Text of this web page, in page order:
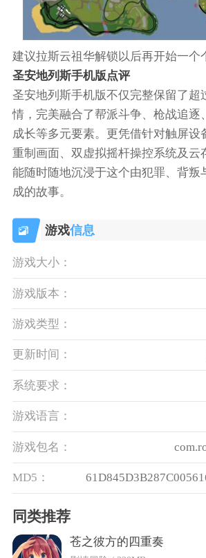
建议拉斯云祖华解锁以后再开始一个
圣安地列斯手机版点评
圣安地列斯手机版不仅完整保留了超
情，完美融合了帮派斗争、枪战追逐
成长等多元要素。更凭借针对触屏设
重制画面、双虚拟摇杆操控系统及云
能随时随地沉浸于这个由犯罪、背叛
成的故事。
游戏信息
游戏大小：
游戏版本：
游戏类型：
更新时间：
系统要求：
游戏语言：
游戏包名：
MD5：
同类推荐
苍之彼方的四重奏